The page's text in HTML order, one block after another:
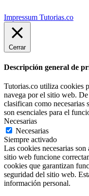
Impressum Tutorias.co
Cerrar
Descripción general de
Tutorias.co utiliza cookies
navega por el sitio web.
clasifican como necesarias
son esenciales para el
Necesarias
Necesarias
Siempre activado
Las cookies necesarias son
sitio web funcione
cookies que garantizan
seguridad del sitio web.
información personal.